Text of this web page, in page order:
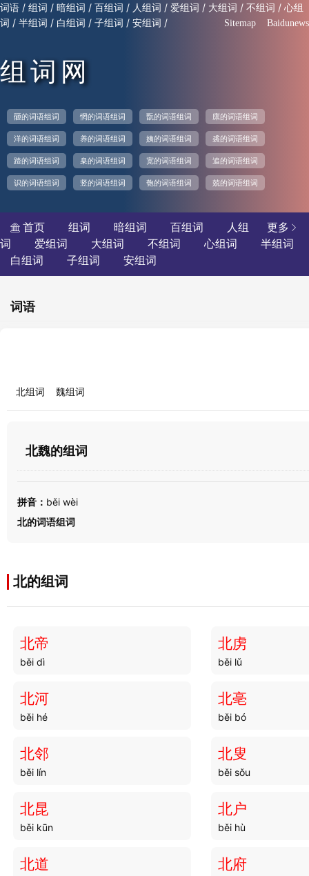
词语 / 组词 / 暗组词 / 百组词 / 人组词 / 爱组词 / 大组词 / 不组词 / 心组
词 / 半组词 / 白组词 / 子组词 / 安组词 / Sitemap Baidunews
组词网
砸的词语组词 惘的词语组词 翫的词语组词 廪的词语组词
洋的词语组词 养的词语组词 姨的词语组词 裘的词语组词
蹅的词语组词 臬的词语组词 宽的词语组词 追的词语组词
识的词语组词 竖的词语组词 匏的词语组词 兢的词语组词
更多 
 首页 组词 暗组词 百组词
人组
词
爱组词 大组词 不组词 心组词
半组词
白组词
子组词 安组词
词语
北组词 魏组词
北魏的组词
拼音： běi wèi
北的词语组词
北的组词
北帝
běi dì
北虏
běi lǔ
北河
běi hé
北亳
běi bó
北邻
běi lín
北叟
běi sǒu
北昆
běi kūn
北户
běi hù
北道 北府